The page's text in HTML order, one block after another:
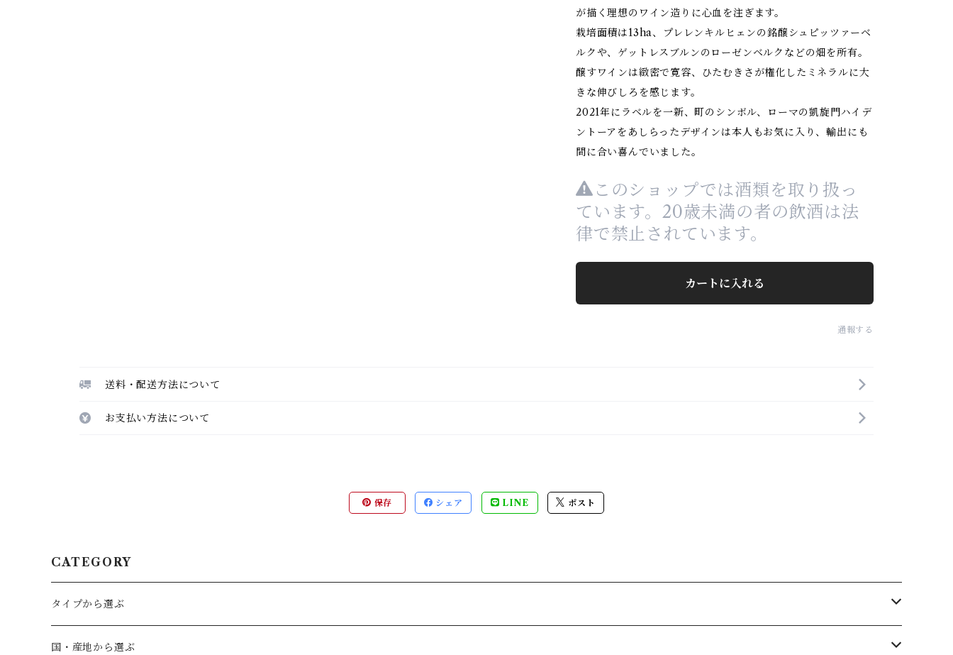
が描く理想のワイン造りに心血を注ぎます。
栽培面積は13ha、プレレンキルヒェンの銘醸シュピッツァーベ
ルクや、ゲットレスブルンのローゼンベルクなどの畑を所有。
醸すワインは緻密で寛容、ひたむきさが権化したミネラルに大
きな伸びしろを感じます。
2021年にラベルを一新、町のシンボル、ローマの凱旋門ハイデ
ントーアをあしらったデザインは本人もお気に入り、輸出にも
間に合い喜んでいました。
このショップでは酒類を取り扱っ
ています。20歳未満の者の飲酒は法
律で禁止されています。
カートに入れる
通報する
送料・配送方法について
お支払い方法について
保存 シェア LINE ポスト
CATEGORY
タイプから選ぶ
赤ワイン
国・産地から選ぶ